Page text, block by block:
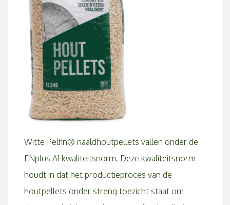
Witte Pelfin® naaldhoutpellets vallen onder de
ENplus A1 kwaliteitsnorm. Deze kwaliteitsnorm
houdt in dat het productieproces van de
houtpellets onder streng toezicht staat om